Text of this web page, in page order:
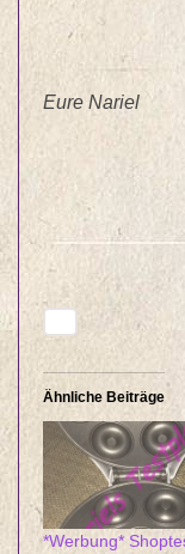
Eure Nariel
Ähnliche Beiträge
*Werbung*